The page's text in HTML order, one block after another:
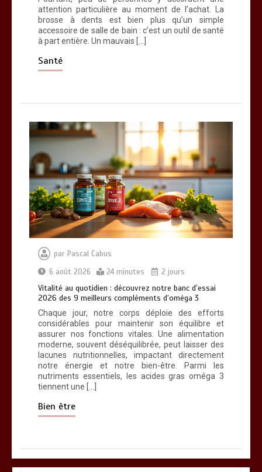
attention particulière au moment de l’achat. La
brosse à dents est bien plus qu’un simple
accessoire de salle de bain : c’est un outil de santé
à part entière. Un mauvais […]
Santé
par Pascal Cabus
6 août 2026
24 minutes 2 jours
Vitalité au quotidien : découvrez notre banc d’essai
2026 des 9 meilleurs compléments d’oméga 3
Chaque jour, notre corps déploie des efforts
considérables pour maintenir son équilibre et
assurer nos fonctions vitales. Une alimentation
moderne, souvent déséquilibrée, peut laisser des
lacunes nutritionnelles, impactant directement
notre énergie et notre bien-être. Parmi les
nutriments essentiels, les acides gras oméga 3
tiennent une […]
Bien être